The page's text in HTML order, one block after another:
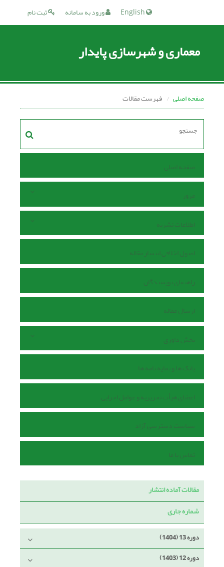
ثبت نام ورود به سامانه
معماری و شهرسازی پایدار
صفحه اصلی فهرست مقالات
صفحه اصلی
مرور
اطلاعات نشریه
اصول اخلاقی انتشار مقاله
راهنمای نویسندگان
ارسال مقاله
بخش داوری
بانک ها و نمایه نامه ها
اعضای هیأت تحریریه و عوامل اجرایی
سیاست دسترسی آزاد
تماس با ما
مقالات آماده انتشار
شماره جاری
دوره 13 (1404)
دوره 12 (1403)